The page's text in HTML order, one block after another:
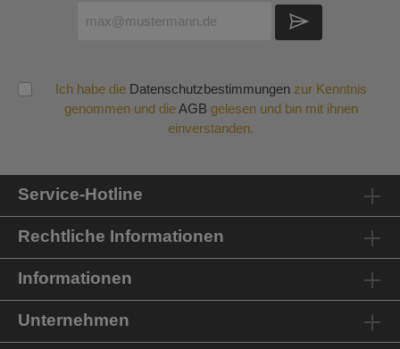
Ich habe die Datenschutzbestimmungenzur Kenntnis
genommen und dieAGB gelesen und bin mit ihnen
einverstanden.
Service-Hotline
Rechtliche Informationen
Informationen
Unternehmen